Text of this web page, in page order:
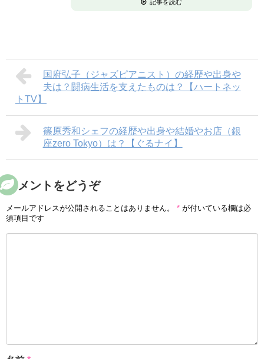
記事を読む
国府弘子（ジャズピアニスト）の経歴や出身や
夫は？闘病生活を支えたものは？【ハートネッ
トTV】
篠原秀和シェフの経歴や出身や結婚やお店（銀
座zero Tokyo）は？【ぐるナイ】
コメントをどうぞ
メールアドレスが公開されることはありません。 * が付いている欄は必
須項目です